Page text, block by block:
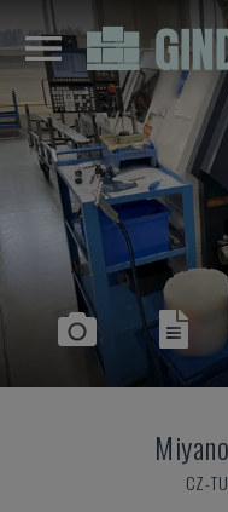
Miyano
CZ-